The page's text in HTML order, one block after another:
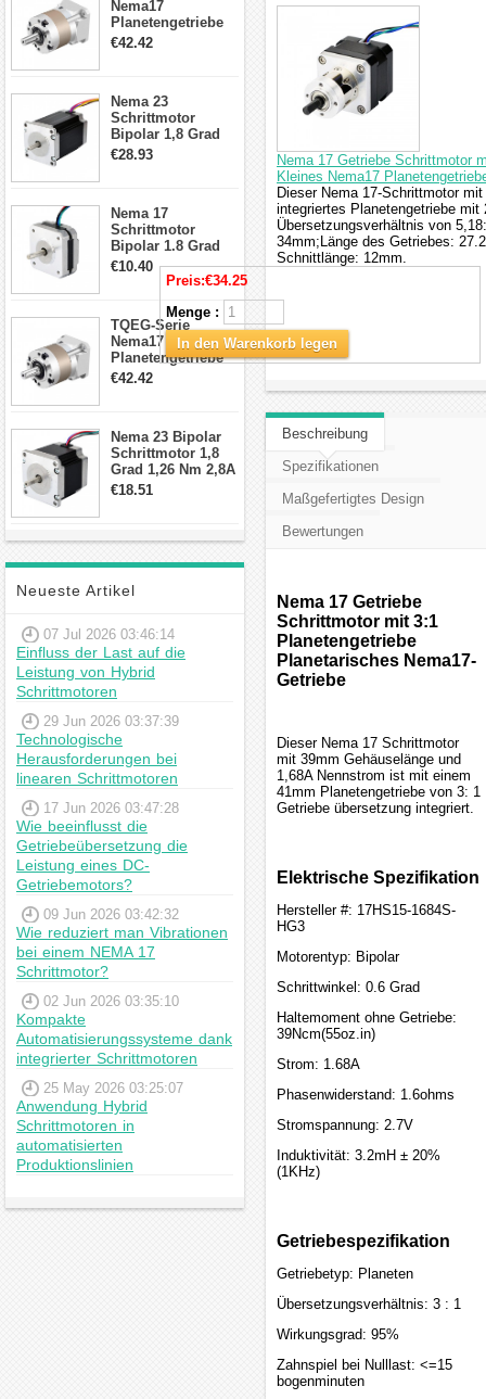
Nema17
Planetengetriebe
5:1 Spiel 15Arc-
€42.42
Nema 23
Schrittmotor
Bipolar 1,8 Grad
2,83Nm 4 A 2,26V
€28.93
Nema 17
Schrittmotor
Bipolar 1.8 Grad
8.7Ncm 1A 3.5V 4
Draden Hybrid-
€10.40
TQEG-Serie
Nema17
Planetengetriebe
10:1 Spiel 15Arc-
€42.42
Nema 23 Bipolar
Schrittmotor 1,8
Grad 1,26 Nm 2,8A
2,5V 4 Drähte
€18.51
Neueste Artikel
07 Jul 2026 03:46:14
Einfluss der Last auf die
Leistung von Hybrid
Schrittmotoren
29 Jun 2026 03:37:39
Technologische
Herausforderungen bei
linearen Schrittmotoren
17 Jun 2026 03:47:28
Wie beeinflusst die
Getriebeübersetzung die
Leistung eines DC-
Getriebemotors?
09 Jun 2026 03:42:32
Wie reduziert man Vibrationen
bei einem NEMA 17
Schrittmotor?
02 Jun 2026 03:35:10
Kompakte
Automatisierungssysteme dank
integrierter Schrittmotoren
25 May 2026 03:25:07
Anwendung Hybrid
Schrittmotoren in
automatisierten
Produktionslinien
Nema 17 Getriebe Schrittmotor
Kleines Nema17
Dieser Nema 17-Schrittmotor
integriertes Planetengetriebe
Übersetzungsverhältnis von
34mm;Länge des Getriebes:
Schnittlänge: 12mm.
Preis:€34.25
Menge :
In den Warenkorb legen
Beschreibung
Spezifikationen
Maßgefertigtes Design
Bewertungen
Nema 17 Getriebe
Schrittmotor mit 3:1
Planetengetriebe
Planetarisches Nema17-
Getriebe
Dieser Nema 17 Schrittmotor
mit 39mm Gehäuselänge und
1,68A Nennstrom ist mit einem
41mm Planetengetriebe von 3: 1
Getriebe übersetzung integriert.
Elektrische Spezifikation
Hersteller #: 17HS15-1684S-
HG3
Motorentyp: Bipolar
Schrittwinkel: 0.6 Grad
Haltemoment ohne Getriebe:
39Ncm(55oz.in)
Strom: 1.68A
Phasenwiderstand: 1.6ohms
Stromspannung: 2.7V
Induktivität: 3.2mH ± 20%
(1KHz)
Getriebespezifikation
Getriebetyp: Planeten
Übersetzungsverhältnis: 3 : 1
Wirkungsgrad: 95%
Zahnspiel bei Nulllast: <=15
bogenminuten